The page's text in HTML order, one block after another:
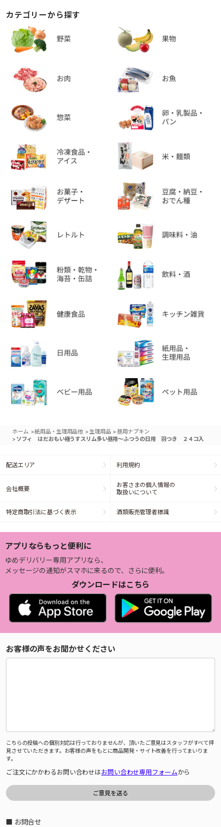
カテゴリーから探す
ホーム >紙用品・生理用品他 > 生理用品 >昼用ナプキン
> ソフィ はだおもい極うすスリム多い昼用～ふつうの日用 羽つき ２４コ入
配送エリア 利用規約
会社概要
お客さまの個人情報の
取扱いについて
特定商取引法に基づく表示 酒類販売管理者標識
アプリならもっと便利に
ゆめデリバリー専用アプリなら、
メッセージの通知がスマホに来るので、さらに便利。
ダウンロードはこちら
お客様の声をお聞かせください
こちらの投稿への個別対応は行っておりませんが、頂いたご意見はスタッフがすべて拝
見させていただきます。お客様の声をもとに商品開発・サイト改善を行ってまいりま
す。
ご注文にかかわるお問い合わせはお問い合わせ専用フォームから
■ お問合せ